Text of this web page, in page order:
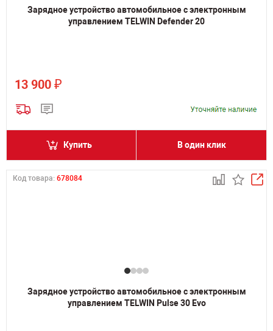
Зарядное устройство автомобильное с электронным
управлением TELWIN Defender 20
13 900 ₽
Купить В один клик
Код товара: 678084
Зарядное устройство автомобильное с электронным
управлением TELWIN Pulse 30 Evo